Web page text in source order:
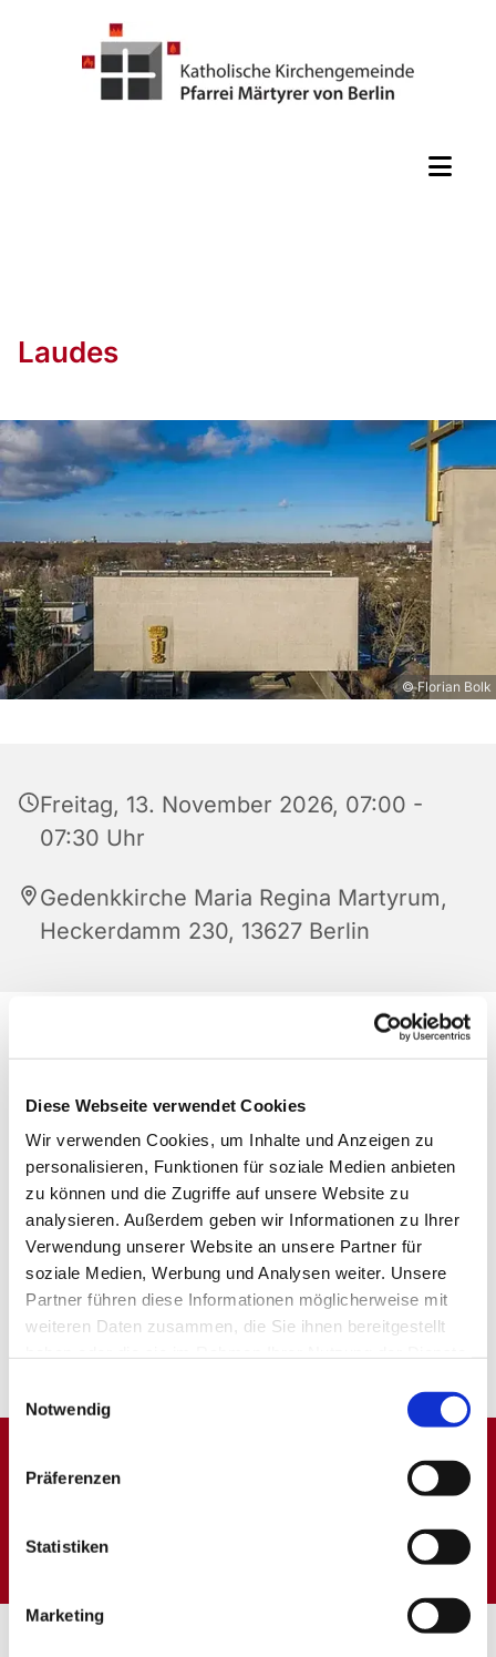
Diese Webseite verwendet Cookies
Wir verwenden Cookies, um Inhalte und Anzeigen zu
personalisieren, Funktionen für soziale Medien anbieten
zu können und die Zugriffe auf unsere Website zu
analysieren. Außerdem geben wir Informationen zu Ihrer
Verwendung unserer Website an unsere Partner für
soziale Medien, Werbung und Analysen weiter. Unsere
Partner führen diese Informationen möglicherweise mit
weiteren Daten zusammen, die Sie ihnen bereitgestellt
Notwendig
Präferenzen
Statistiken
Marketing
Laudes
© Florian Bolk
Freitag, 13. November 2026, 07:00 -
07:30 Uhr
Gedenkkirche Maria Regina Martyrum,
Heckerdamm 230, 13627 Berlin
Dies könnte Sie auch